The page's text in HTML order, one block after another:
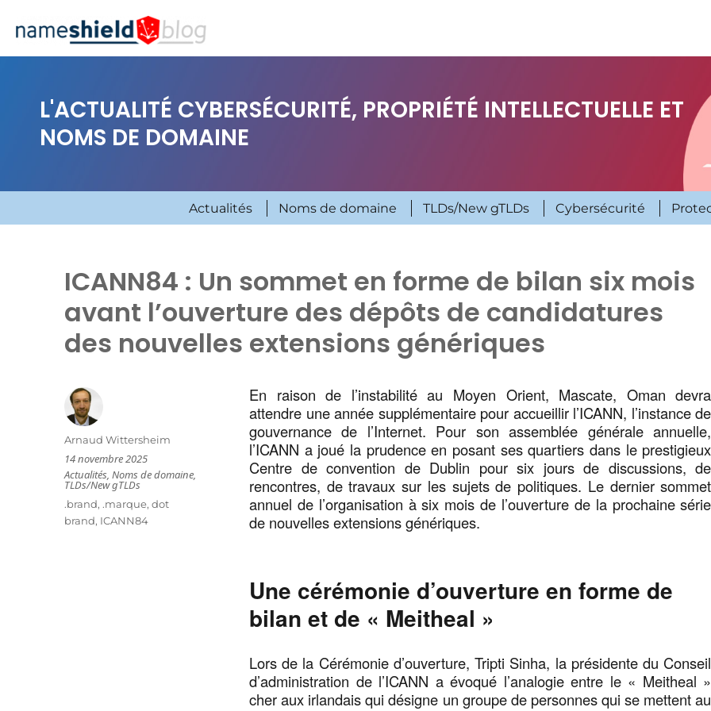
L'ACTUALITÉ CYBERSÉCURITÉ, PROPRIÉTÉ INTELLECTUELLE ET
NOMS DE DOMAINE
Actualités Noms de domaine TLDs/New gTLDs Cybersécurité
ICANN84 : Un sommet en forme de bilan six mois
avant l’ouverture des dépôts de candidatures
des nouvelles extensions génériques
En raison de l’instabilité au Moyen Orient, Mascate, Oman devra
attendre une année supplémentaire pour accueillir l’ICANN, l’instance de
gouvernance de l’Internet. Pour son assemblée générale annuelle,
l’ICANN a joué la prudence en posant ses quartiers dans le prestigieux
Centre de convention de Dublin pour six jours de discussions, de
rencontres, de travaux sur les sujets de politiques. Le dernier sommet
annuel de l’organisation à six mois de l’ouverture de la prochaine série
de nouvelles extensions génériques.
Une cérémonie d’ouverture en forme de
bilan et de « Meitheal »
Lors de la Cérémonie d’ouverture, Tripti Sinha, la présidente du Conseil
d’administration de l’ICANN a évoqué l’analogie entre le « Meitheal »
cher aux irlandais qui désigne un groupe de personnes qui se mettent au
Auteur
Arnaud Wittersheim
Publié
14 novembre 2025
Catégories
Actualités ,Noms de domaine
TLDs/New gTLDs
Étiquettes
.brand, .marque,dot
brand, ICANN84